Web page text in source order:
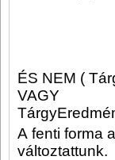
ÉS NEM (
VAGY
A fenti forma
változtattunk.